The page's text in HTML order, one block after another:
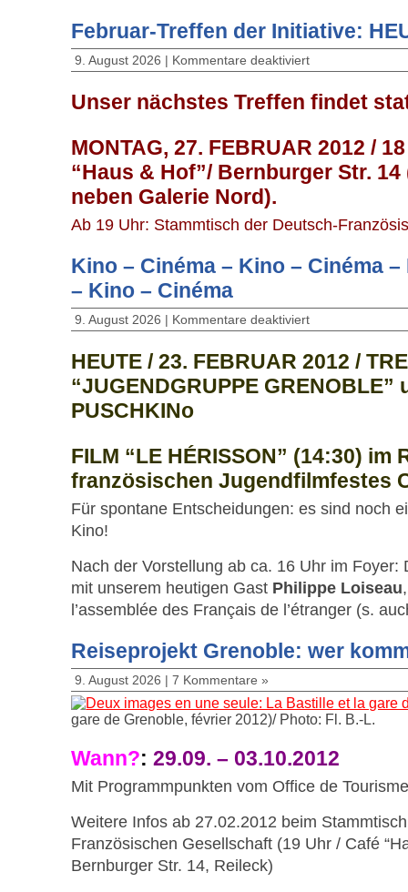
Februar-Treffen der Initiative:
9. August 2026 | Kommentare deaktiviert
Unser nächstes Treffen findet
MONTAG, 27. FEBRUAR 2012 /
“Haus & Hof”/ Bernburger Str. 14
neben Galerie Nord).
Ab 19 Uhr: Stammtisch der Deutsch-
Kino – Cinéma – Kino – Cinéma
– Kino – Cinéma
9. August 2026 | Kommentare deaktiviert
HEUTE / 23. FEBRUAR 2012 /
“JUGENDGRUPPE GRENOBLE”
PUSCHKINo
FILM “LE HÉRISSON” (14:30) im
französischen Jugendfilmfestes
Für spontane Entscheidungen: es sind noch
Kino!
Nach der Vorstellung ab ca. 16 Uhr im Foyer:
mit unserem heutigen Gast Philippe Loiseau
l’assemblée des Français de l’étranger (s.
Reiseprojekt Grenoble: wer
9. August 2026 |7 Kommentare »
gare de Grenoble, février 2012)/ Photo: Fl. B.-L.
Wann?: 29.09. – 03.10.2012
Mit Programmpunkten vom Office de
Weitere Infos ab 27.02.2012 beim
Französischen Gesellschaft (19 Uhr / Café
Bernburger Str. 14, Reileck)